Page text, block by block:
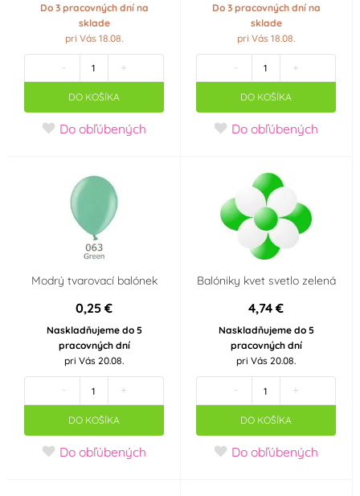
Spiderman
Tlapková patrola -
Paw Patrol
Jednorožec - Unicorn Hello Kitty
Frozen - Ledové
Narozeniny 18 let
Narozeniny 30 let Narozeniny 40 let
Narozeniny 50 let Narozeniny 60 let
Máša a medvěd Minions - Mimoni
Mouse
Pohádkové princezny Panenka LOL Surprise
Fotbal Halloween
Použití
Do 3 pracovných dní na
sklade
pri Vás 18.08.
- +
DO KOŠÍKA
Do obľúbených
Do 3 pracovných dní na
sklade
pri Vás 18.08.
- +
DO KOŠÍKA
Do obľúbených
Modrý tvarovací balónek
0,25 €
Naskladňujeme do 5
pracovných dní
pri Vás 20.08.
- +
DO KOŠÍKA
Do obľúbených
Balóniky kvet svetlo zelená
4,74 €
Naskladňujeme do 5
pracovných dní
pri Vás 20.08.
- +
DO KOŠÍKA
Do obľúbených